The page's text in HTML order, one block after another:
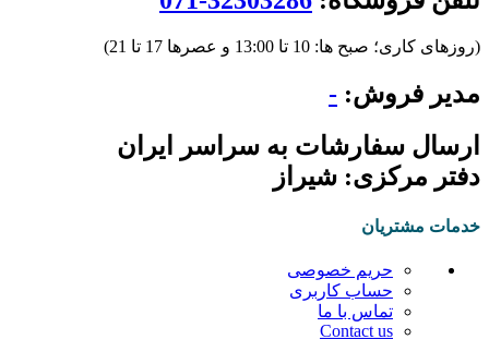
(روزهای کاری؛ صبح ها: 10 تا 13:00 و عصرها 17 تا 21)
مدیر فروش: -
ارسال سفارشات به سراسر ایران
دفتر مرکزی: شیراز
خدمات مشتریان
حریم خصوصی
حساب کاربری
تماس با ما
Contact us